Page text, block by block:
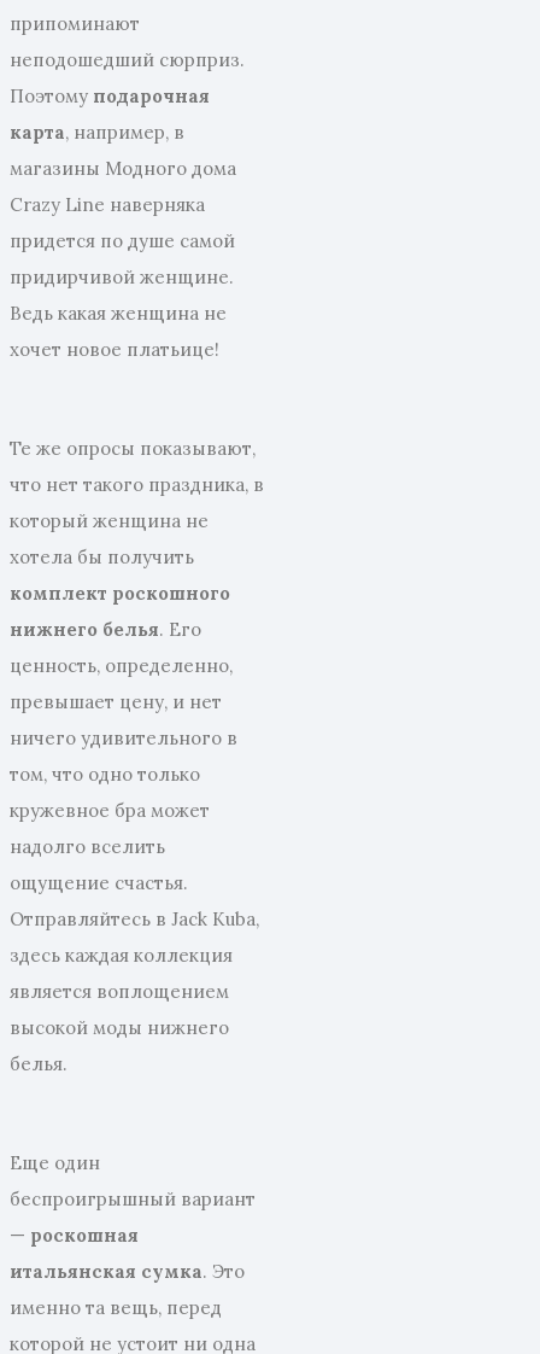
припоминают
неподошедший сюрприз.
Поэтому подарочная
карта, например, в
магазины Модного дома
Crazy Line наверняка
придется по душе самой
придирчивой женщине.
Ведь какая женщина не
хочет новое платьице!
Те же опросы показывают,
что нет такого праздника, в
который женщина не
хотела бы получить
комплект роскошного
нижнего белья. Его
ценность, определенно,
превышает цену, и нет
ничего удивительного в
том, что одно только
кружевное бра может
надолго вселить
ощущение счастья.
Отправляйтесь в Jack Kuba,
здесь каждая коллекция
является воплощением
высокой моды нижнего
белья.
Еще один
беспроигрышный вариант
— роскошная
итальянская сумка. Это
именно та вещь, перед
которой не устоит ни одна